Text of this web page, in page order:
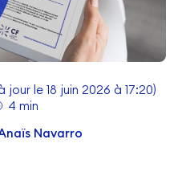
jour le 18 juin 2026 à 17:20)
4 min
Navarro